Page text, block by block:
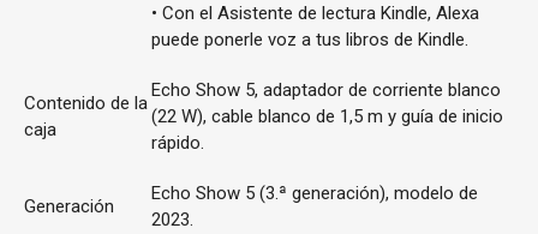
• Con el Asistente de lectura Kindle, Alexa
puede ponerle voz a tus libros de Kindle.
Contenido de la
caja
Echo Show 5, adaptador de corriente blanco
(22 W), cable blanco de 1,5 m y guía de inicio
rápido.
Generación
Echo Show 5 (3.ª generación), modelo de
2023.